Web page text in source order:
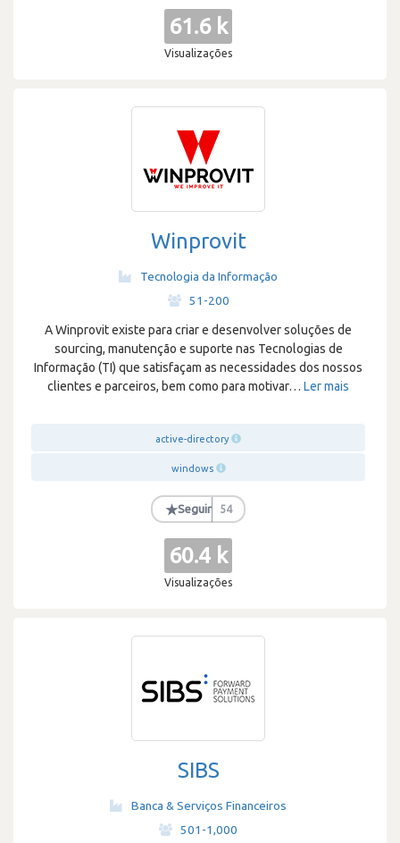
61.6 k
Visualizações
Winprovit
Tecnologia da Informação
51-200
A Winprovit existe para criar e desenvolver soluções de
sourcing, manutenção e suporte nas Tecnologias de
Informação (TI) que satisfaçam as necessidades dos nossos
clientes e parceiros, bem como para motivar… Ler mais
active-directory
windows
★Seguir 54
60.4 k
Visualizações
SIBS
Banca & Serviços Financeiros
501-1,000